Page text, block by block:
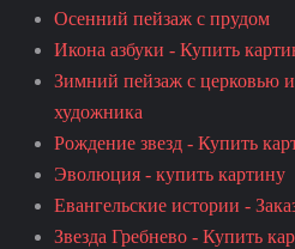
Осенний пейзаж с прудом
Икона азбуки - Купить
Зимний пейзаж с церковью
художника
Рождение звезд - Купить
Эволюция - купить картину
Евангельские истории -
Звезда Гребнево - Купить